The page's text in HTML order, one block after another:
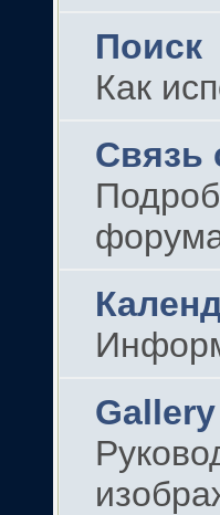
Поиск
Как
Связь
Gallery